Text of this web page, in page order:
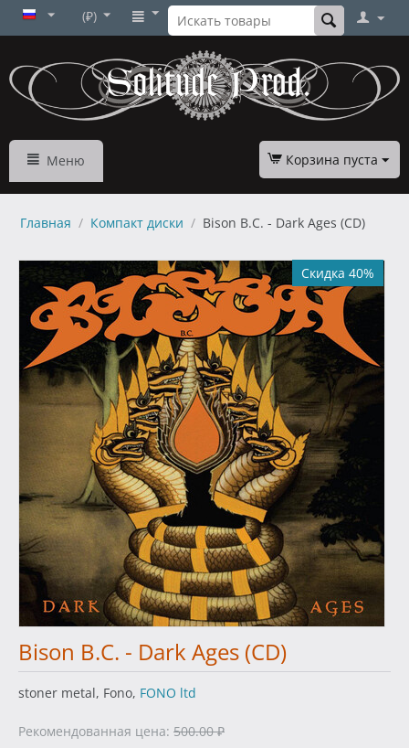
(₽)
Меню Корзина пуста
Главная / Компакт диски / Bison B.C. - Dark Ages (CD)
Скидка 40%
Bison B.C. - Dark Ages (CD)
stoner metal, Fono, FONO ltd
Рекомендованная цена: 500.00 ₽